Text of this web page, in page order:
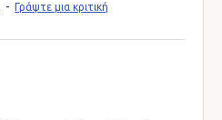
- Γράψτε μια κριτική